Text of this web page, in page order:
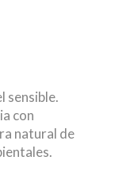
sensible.
con
natural de